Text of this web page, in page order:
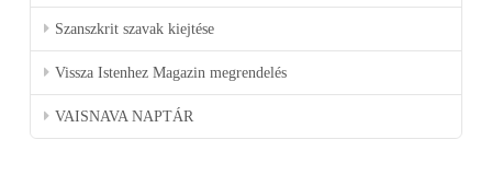
Szanszkrit szavak kiejtése
Vissza Istenhez Magazin megrendelés
VAISNAVA NAPTÁR